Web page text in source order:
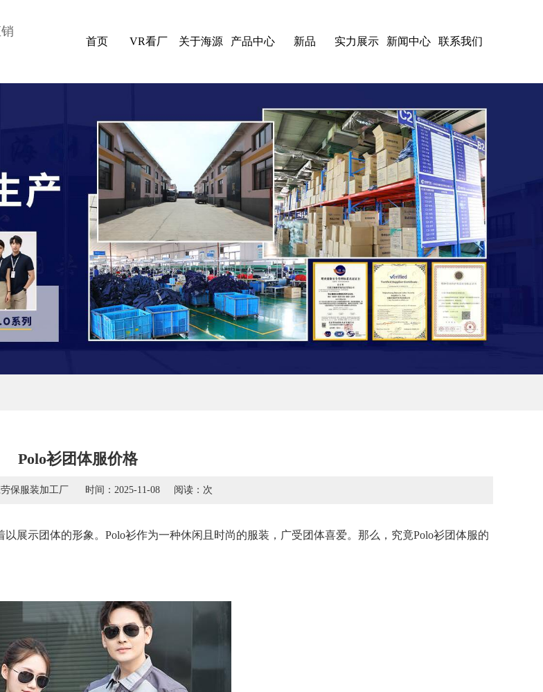
首页 VR看厂 关于海源 产品中心 新品 实力展示 新闻中心 联系我们
Polo衫团体服价格
保服装加工厂 时间：2025-11-08 阅读： 次
展示团体的形象。Polo衫作为一种休闲且时尚的服装，广受团体喜爱。那么，究竟Polo衫团体服的